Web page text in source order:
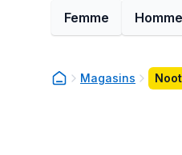
Femme Homme
Magasins